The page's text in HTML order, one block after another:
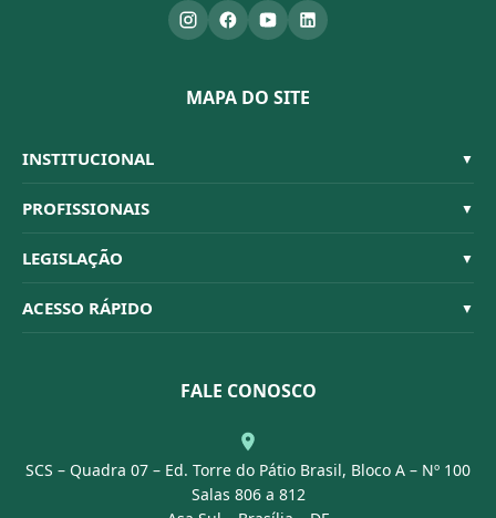
MAPA DO SITE
INSTITUCIONAL ▼
Sistema CFBM
Quem Somos
Organograma
Conselheiros
PROFISSIONAIS ▼
Habilitações
Código de Ética
Dúvidas Frequentes
LEGISLAÇÃO ▼
Resoluções
ACESSO RÁPIDO ▼
Portal Transparência
FALE CONOSCO
SCS – Quadra 07 – Ed. Torre do Pátio Brasil, Bloco A – Nº 100
Salas 806 a 812